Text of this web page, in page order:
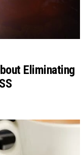
Eliminating